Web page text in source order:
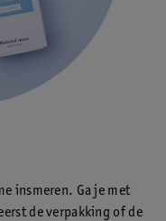
insmeren. Ga je met
de verpakking of de